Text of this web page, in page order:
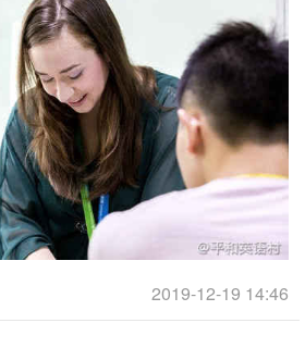
2019-12-19 14:46